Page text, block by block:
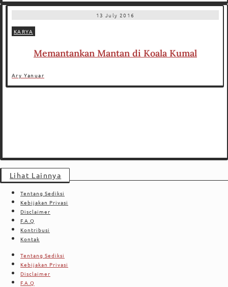
13 July 2016
KARYA
Memantankan Mantan di Koala Kumal
Ary Yanuar
Lihat Lainnya
Tentang Sediksi
Kebijakan Privasi
Disclaimer
F.A.Q
Kontribusi
Kontak
Tentang Sediksi
Kebijakan Privasi
Disclaimer
F.A.Q